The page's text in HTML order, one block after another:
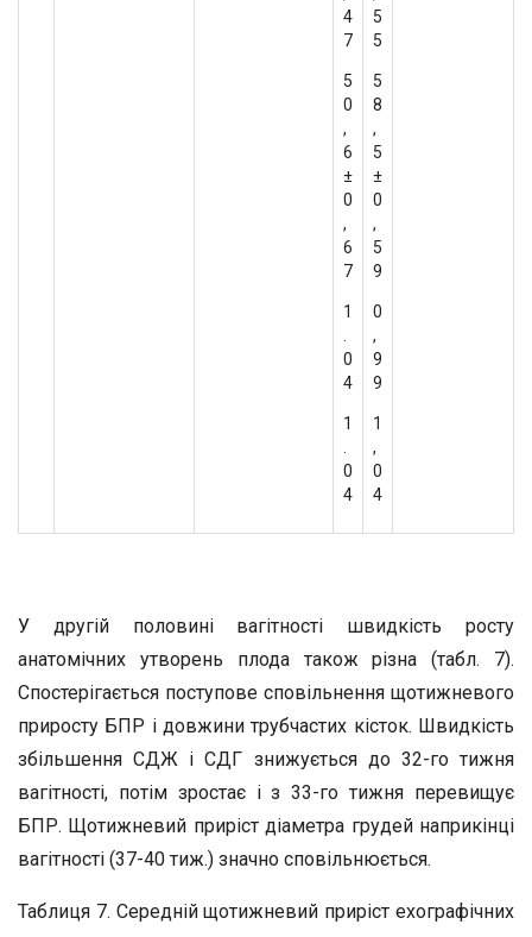
4
7
5
0
,
6
±
0
,
6
7
1
0
4
1
0
4
5
5
5
8
,
5
±
0
,
5
9
0
,
9
9
1
,
0
4
У другій половині вагітності швидкість росту
анатомічних утворень плода також різна (табл. 7).
Спостерігається поступове сповільнення щотижневого
приросту БПР і довжини трубчастих кісток. Швидкість
збільшення СДЖ і СДГ знижується до 32-го тижня
вагітності, потім зростає і з 33-го тижня перевищує
БПР. Щотижневий приріст діаметра грудей наприкінці
вагітності (37-40 тиж.) значно сповільнюється.
Таблиця 7. Середній щотижневий приріст ехографічних